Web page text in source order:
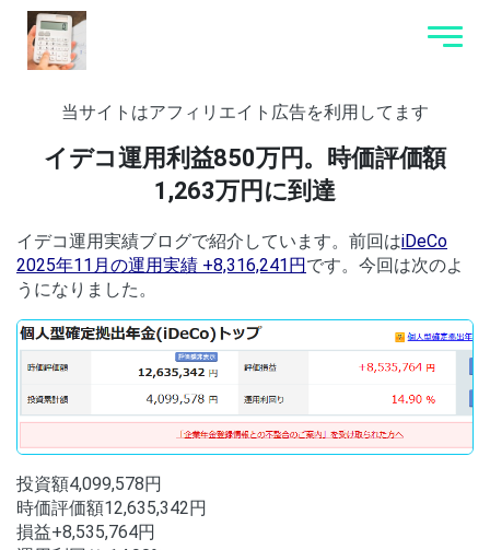
当サイトはアフィリエイト広告を利用してます
イデコ運用利益850万円。時価評価額
1,263万円に到達
イデコ運用実績ブログで紹介しています。前回はiDeCo
2025年11月の運用実績 +8,316,241円です。今回は次のよ
うになりました。
投資額4,099,578円
時価評価額12,635,342円
損益+8,535,764円